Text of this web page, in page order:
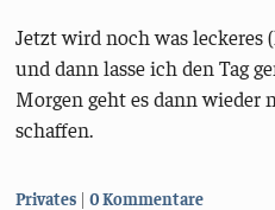
Jetzt wird noch was
und dann lasse ich den Tag
Morgen geht es dann wieder
schaffen.
Kategorien:
Privates 0 Kommentare